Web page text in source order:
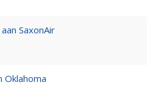
SaxonAir
Oklahoma